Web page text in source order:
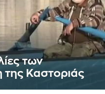
των
Καστοριάς